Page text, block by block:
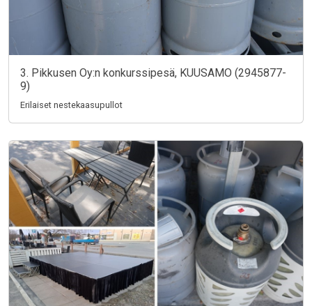
3. Pikkusen Oy:n konkurssipesä, KUUSAMO (2945877-
9)
Erilaiset nestekaasupullot